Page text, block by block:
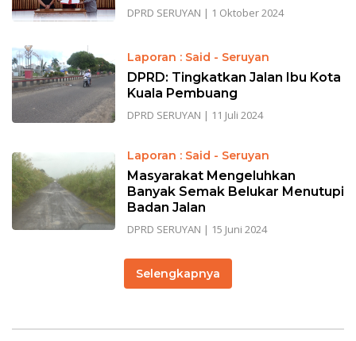
DPRD SERUYAN | 1 Oktober 2024
Laporan : Said - Seruyan
DPRD: Tingkatkan Jalan Ibu Kota
Kuala Pembuang
DPRD SERUYAN | 11 Juli 2024
Laporan : Said - Seruyan
Masyarakat Mengeluhkan
Banyak Semak Belukar Menutupi
Badan Jalan
DPRD SERUYAN | 15 Juni 2024
Selengkapnya